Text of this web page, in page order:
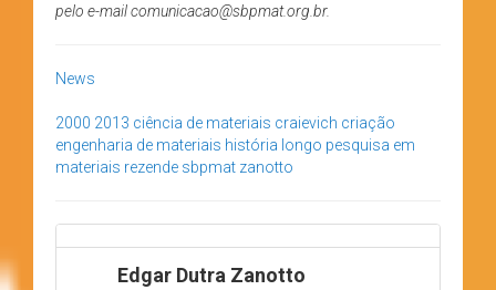
pelo e-mail comunicacao@sbpmat.org.br.
News
2000 2013 ciência de materiais craievich criação
engenharia de materiais história longo pesquisa em
materiais rezende sbpmat zanotto
Edgar Dutra Zanotto